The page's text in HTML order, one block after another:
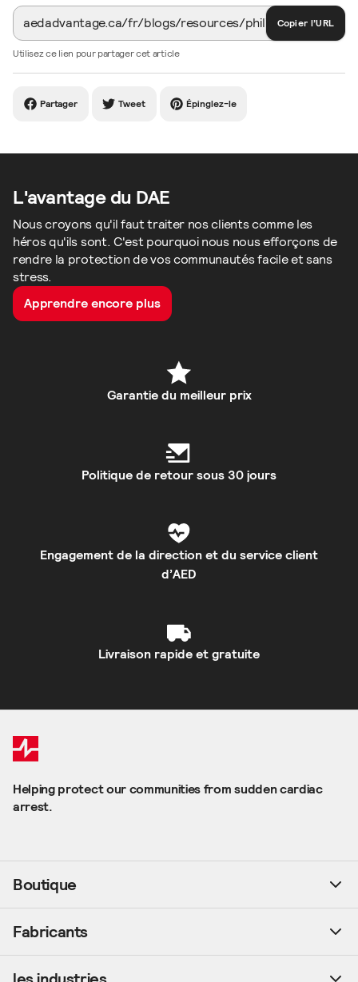
Copier l’URL
Utilisez ce lien pour partager cet article
Partager Tweet Épinglez-le
L'avantage du DAE
Nous croyons qu'il faut traiter nos clients comme les
héros qu'ils sont. C'est pourquoi nous nous efforçons de
rendre la protection de vos communautés facile et sans
stress.
Apprendre encore plus
Garantie du meilleur prix
Politique de retour sous 30 jours
Engagement de la direction et du service client
d’AED
Livraison rapide et gratuite
Helping protect our communities from sudden cardiac
arrest.
Boutique
Fabricants